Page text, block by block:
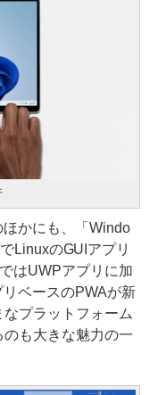
かにも、「Windo
LinuxのGUIアプリ
はUWPアプリに加
ベースのPWAが新
プラットフォーム
も大きな魅力の一